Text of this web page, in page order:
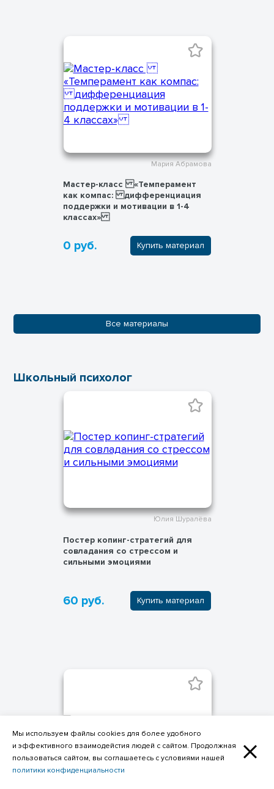
Фильтр по категориям материалов
Мария Абрамова
Мастер-класс «Темперамент
как компас: дифференциация
поддержки и мотивации в 1-4
классах»
0 руб. Купить материал
Все материалы
Школьный психолог
Юлия Шуралёва
Постер копинг-стратегий для
совладания со стрессом и
сильными эмоциями
60 руб. Купить материал
Мы используем файлы cookies для более удобного
и эффективного взаимодейстия людей с сайтом. Продолжная
пользоваться сайтом, вы соглашаетесь с условиями нашей
политики конфиденциальности